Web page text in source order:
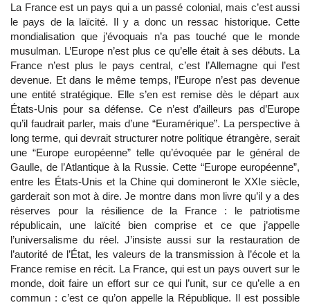
La France est un pays qui a un passé colonial, mais c’est aussi
le pays de la laïcité. Il y a donc un ressac historique. Cette
mondialisation que j’évoquais n’a pas touché que le monde
musulman. L’Europe n’est plus ce qu’elle était à ses débuts. La
France n’est plus le pays central, c’est l’Allemagne qui l’est
devenue. Et dans le même temps, l’Europe n’est pas devenue
une entité stratégique. Elle s’en est remise dès le départ aux
États-Unis pour sa défense. Ce n’est d’ailleurs pas d’Europe
qu’il faudrait parler, mais d’une “Euramérique”. La perspective à
long terme, qui devrait structurer notre politique étrangère, serait
une “Europe européenne” telle qu’évoquée par le général de
Gaulle, de l’Atlantique à la Russie. Cette “Europe européenne”,
entre les États-Unis et la Chine qui domineront le XXIe siècle,
garderait son mot à dire. Je montre dans mon livre qu’il y a des
réserves pour la résilience de la France : le patriotisme
républicain, une laïcité bien comprise et ce que j’appelle
l’universalisme du réel. J’insiste aussi sur la restauration de
l’autorité de l’État, les valeurs de la transmission à l’école et la
France remise en récit. La France, qui est un pays ouvert sur le
monde, doit faire un effort sur ce qui l’unit, sur ce qu’elle a en
commun : c’est ce qu’on appelle la République. Il est possible